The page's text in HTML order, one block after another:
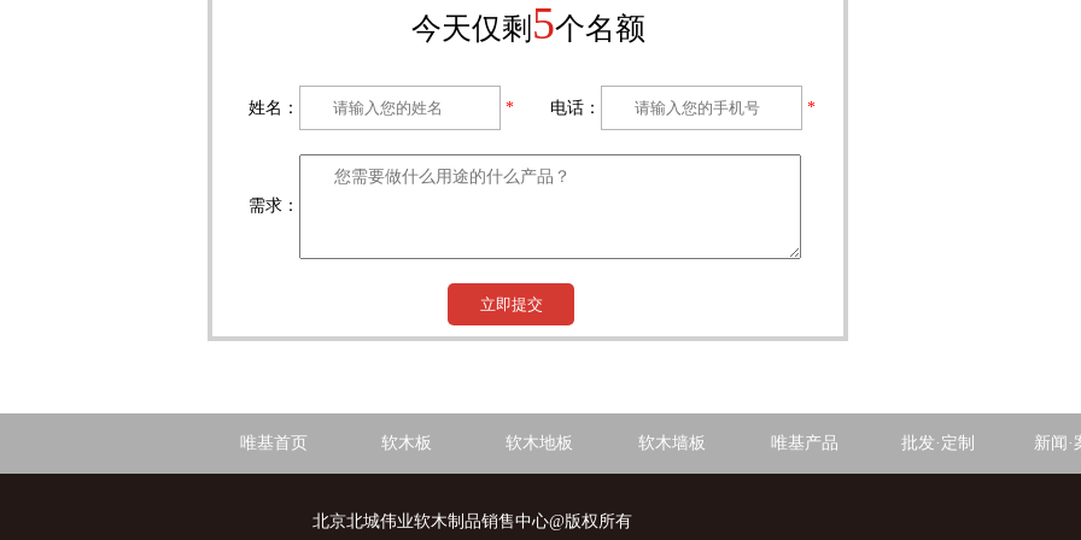
今天仅剩 5个名额
姓名： * 电话： *
需求：
立即提交
唯基首页 软木板 软木地板 软木墙板 唯基产品 批发·定制 新闻·
北京北城伟业软木制品销售中心@版权所有